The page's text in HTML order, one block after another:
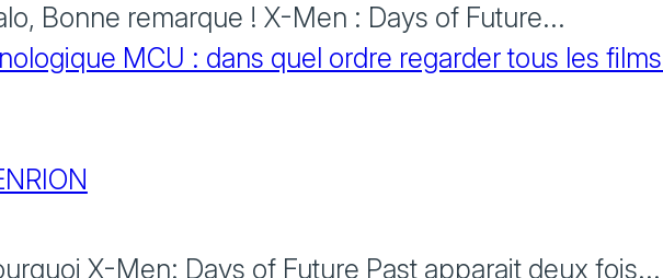
Bonne remarque ! X-Men : Days of Future...
MCU : dans quel ordre regarder tous les
X-Men: Days of Future Past apparait deux fois...